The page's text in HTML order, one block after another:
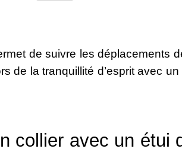
de suivre les déplacements
de la tranquillité d’esprit avec
collier avec un étui